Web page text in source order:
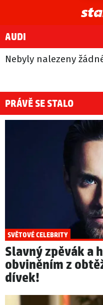
AUDI
Nebyly nalezeny
PRÁVĚ SE STALO
SVĚTOVÉ CELEBRITY
Slavný zpěvák a
obviněním z
dívek!